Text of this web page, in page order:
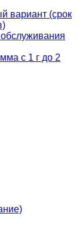
вариант (срок
с 1 г до 2